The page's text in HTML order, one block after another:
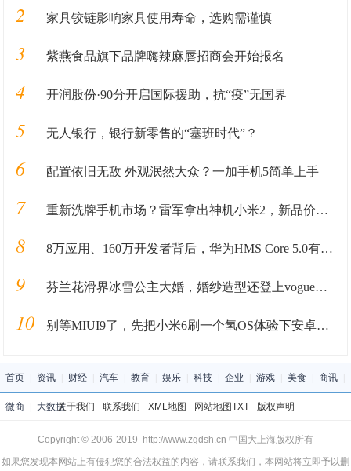
2 家具铰链影响家具使用寿命，选购需谨慎
3 紫燕食品旗下品牌嗨辣麻唇招商会开始报名
4 开润股份·90分开启国际援助，抗“疫”无国界
5 无人银行，银行新零售的“塞班时代”？
6 配置依旧无敌 外观泯然大众？一加手机5简单上手
7 重新洗牌手机市场？雷军拿出神机小米2，新品价格将重回7年前？
8 8万应用、160万开发者背后，华为HMS Core 5.0有什么新玩法？
9 芬兰花滑界冰雪公主大婚，婚纱造型还登上vogue，被赞最美新娘
10 别等MIUI9了，先把小米6刷一个氢OS体验下安卓原生的畅快吧
首页 资讯 财经 汽车 教育 娱乐 科技 企业 游戏 美食 商讯
微商 大数据关于我们 - 联系我们 - XML地图 - 网站地图TXT- 版权声明
Copyright © 2006-2019 http://www.zgdsh.cn 中国大上海版权所有
如果您发现本网站上有侵犯您的合法权益的内容，请联系我们，本网站将立即予以删